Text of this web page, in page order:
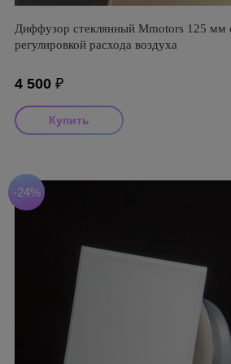
Диффузор стеклянный Mmotors 125 мм
регулировкой расхода воздуха
4 500 ₽
-24%